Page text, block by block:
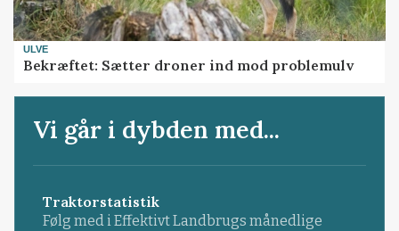
ULVE
Bekræftet: Sætter droner ind mod problemulv
Vi går i dybden med...
Traktorstatistik
Følg med i Effektivt Landbrugs månedlige